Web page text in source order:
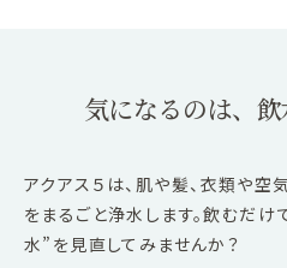
気になるのは、
アクアス５は、肌や髪、衣類や空
をまるごと浄水します。飲むだけ
水”を見直してみませんか？